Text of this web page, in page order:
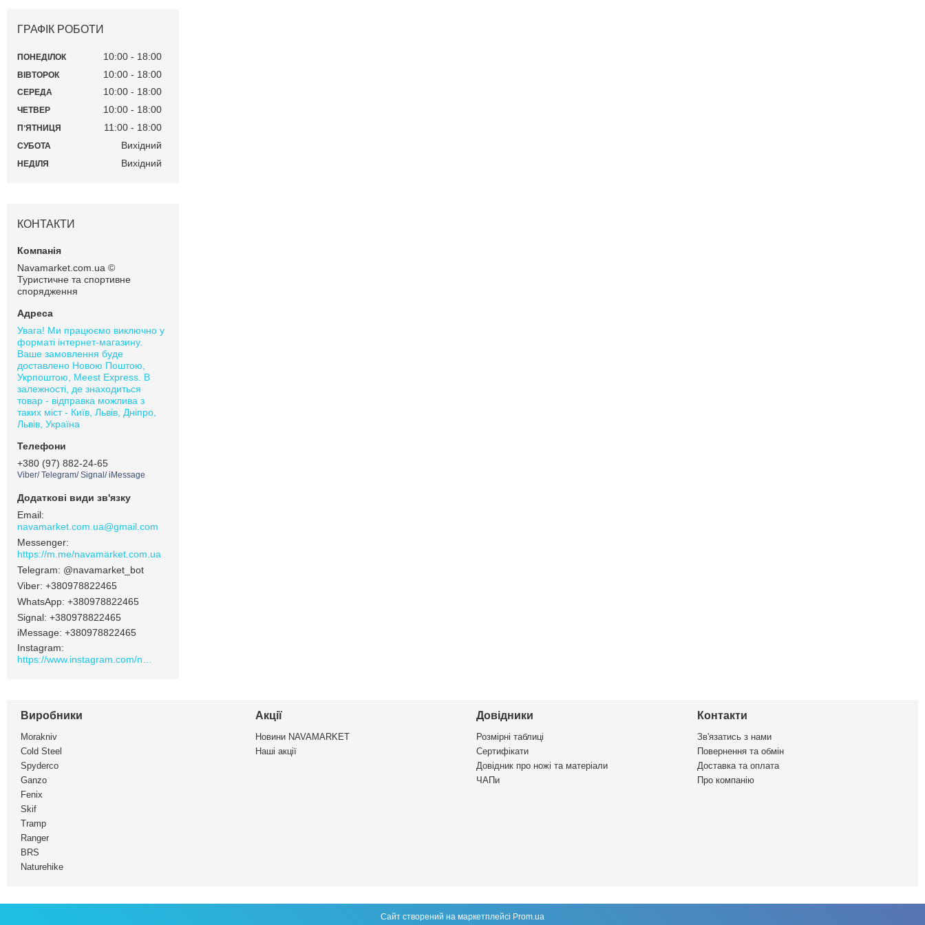
ГРАФІК РОБОТИ
ПОНЕДІЛОК 10:00 18:00
ВІВТОРОК 10:00 18:00
СЕРЕДА 10:00 18:00
ЧЕТВЕР 10:00 18:00
ПʼЯТНИЦЯ 11:00 18:00
СУБОТА Вихідний
НЕДІЛЯ Вихідний
КОНТАКТИ
Navamarket.com.ua ©
Туристичне та спортивне
спорядження
Увага! Ми працюємо виключно у
форматі інтернет-магазину.
Ваше замовлення буде
доставлено Новою Поштою,
Укрпоштою, Meest Express. В
залежності, де знаходиться
товар - відправка можлива з
таких міст - Київ, Львів, Дніпро,
Львів, Україна
+380 (97) 882-24-65
Viber/ Telegram/ Signal/ iMessage
navamarket.com.ua@gmail.com
https://m.me/navamarket.com.ua
@navamarket_bot
+380978822465
+380978822465
Signal +380978822465
iMessage +380978822465
Instagram
Виробники
Morakniv
Cold Steel
Spyderco
Ganzo
Fenix
Skif
Tramp
Ranger
BRS
Naturehike
Акції
Новини NAVAMARKET
Наші акції
Довідники
Розмірні таблиці
Сертифікати
Довідник про ножі та матеріали
ЧАПи
Контакти
Зв'язатись з нами
Повернення та обмін
Доставка та оплата
Про компанію
Сайт створений на маркетплейсі Prom.ua